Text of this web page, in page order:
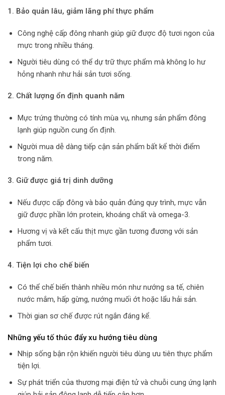
1. Bảo quản lâu, giảm lãng phí thực phẩm
Công nghệ cấp đông nhanh giúp giữ được độ tươi ngon của
mực trong nhiều tháng.
Người tiêu dùng có thể dự trữ thực phẩm mà không lo hư
hỏng nhanh như hải sản tươi sống.
2. Chất lượng ổn định quanh năm
Mực trứng thường có tính mùa vụ, nhưng sản phẩm đông
lạnh giúp nguồn cung ổn định.
Người mua dễ dàng tiếp cận sản phẩm bất kể thời điểm
trong năm.
3. Giữ được giá trị dinh dưỡng
Nếu được cấp đông và bảo quản đúng quy trình, mực vẫn
giữ được phần lớn protein, khoáng chất và omega-3.
Hương vị và kết cấu thịt mực gần tương đương với sản
phẩm tươi.
4. Tiện lợi cho chế biến
Có thể chế biến thành nhiều món như nướng sa tế, chiên
nước mắm, hấp gừng, nướng muối ớt hoặc lẩu hải sản.
Thời gian sơ chế được rút ngắn đáng kể.
Những yếu tố thúc đẩy xu hướng tiêu dùng
Nhịp sống bận rộn khiến người tiêu dùng ưu tiên thực phẩm
tiện lợi.
Sự phát triển của thương mại điện tử và chuỗi cung ứng lạnh